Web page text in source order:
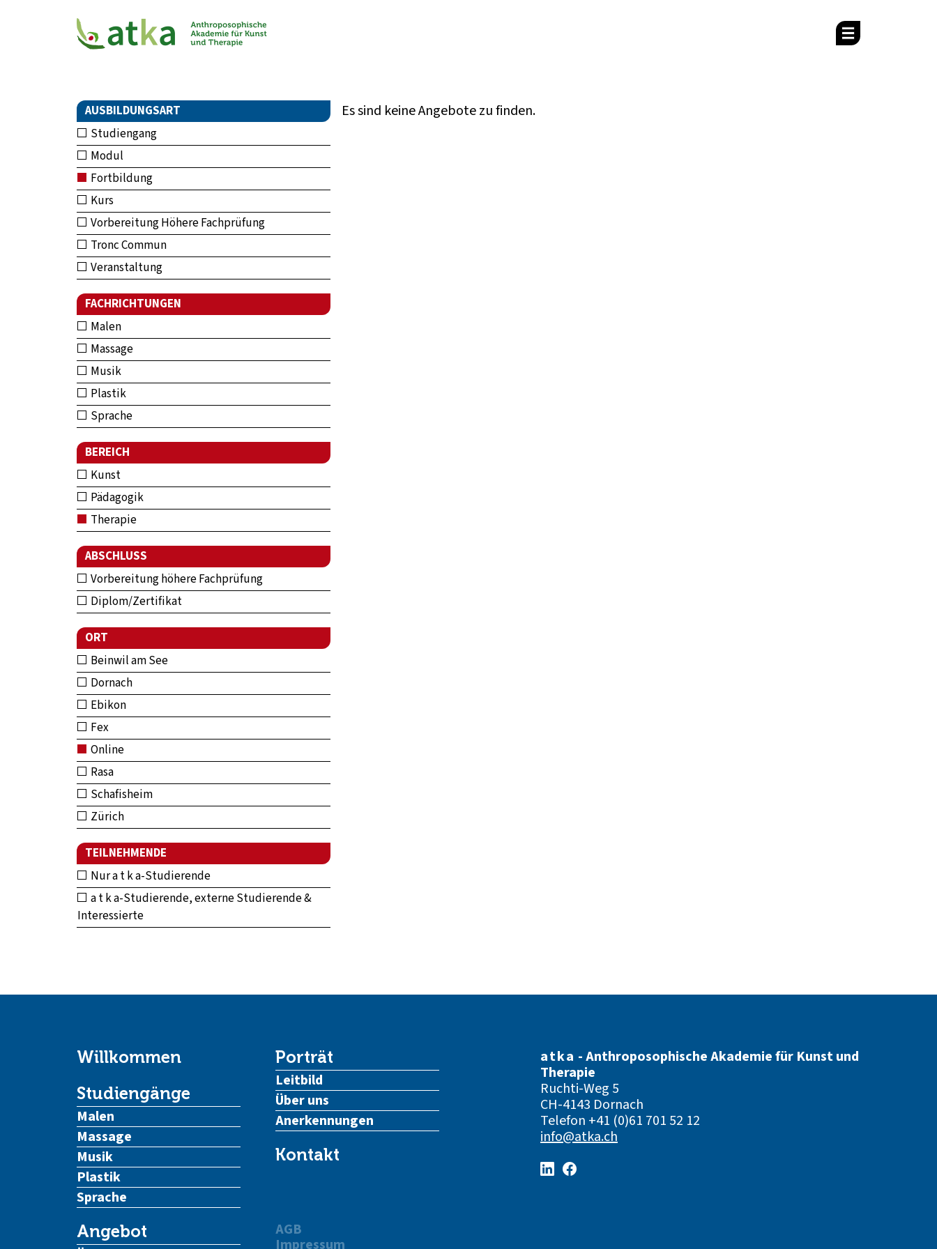
AUSBILDUNGSART
Studiengang
Modul
Fortbildung
Kurs
Vorbereitung Höhere Fachprüfung
Tronc Commun
Veranstaltung
FACHRICHTUNGEN
Malen
Massage
Musik
Plastik
Sprache
BEREICH
Kunst
Pädagogik
Therapie
ABSCHLUSS
Vorbereitung höhere Fachprüfung
Diplom/Zertifikat
ORT
Beinwil am See
Dornach
Ebikon
Fex
Online
Rasa
Schafisheim
Zürich
TEILNEHMENDE
Nur a t k a-Studierende
a t k a-Studierende, externe Studierende &
Interessierte
Es sind keine Angebote zu finden.
Willkommen
Studiengänge
Malen
Massage
Musik
Plastik
Sprache
Angebot
Porträt
Leitbild
Über uns
Anerkennungen
Kontakt
AGB
Impressum
atka - Anthroposophische Akademie für Kunst und
Therapie
Ruchti-Weg 5
CH-4143 Dornach
Telefon +41 (0)61 701 52 12
info@atka.ch